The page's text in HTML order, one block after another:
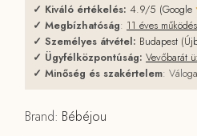
✓ Kiváló értékelés: 4.9/5 (Google
✓ Megbízhatóság: 11 éves működés
✓ Személyes átvétel: Budapest
✓ Ügyfélközpontúság: Vevőbarát
✓ Minőség és szakértelem:
Brand: Bébéjou